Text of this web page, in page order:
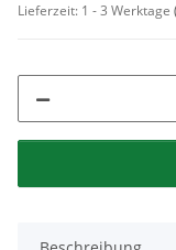
Lieferzeit: 1 - 3 Werktage